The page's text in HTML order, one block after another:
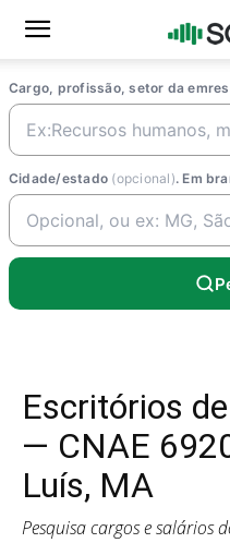
Cargo, profissão, setor da
Cidade/estado (opcional). Em
Escritórios
— CNAE
Luís, MA
Pesquisa cargos e salários